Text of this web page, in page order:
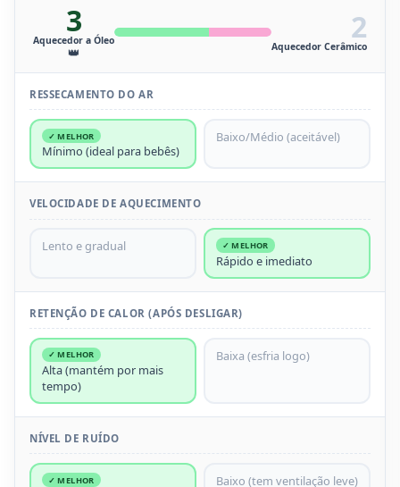
3
Aquecedor a Óleo
👑
2
Aquecedor Cerâmico
RESSECAMENTO DO AR
✓ MELHOR
Mínimo (ideal para bebês)
Baixo/Médio (aceitável)
VELOCIDADE DE AQUECIMENTO
Lento e gradual ✓ MELHOR
Rápido e imediato
RETENÇÃO DE CALOR (APÓS DESLIGAR)
✓ MELHOR
Alta (mantém por mais
tempo)
Baixa (esfria logo)
NÍVEL DE RUÍDO
✓ MELHOR Baixo (tem ventilação leve)